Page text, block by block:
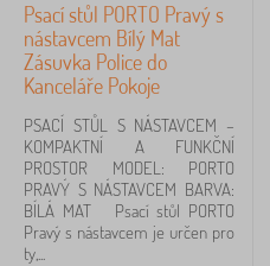
Psací stůl PORTO Pravý s
nástavcem Bílý Mat
Zásuvka Police do
Kanceláře Pokoje
PSACÍ STŮL S NÁSTAVCEM –
KOMPAKTNÍ A FUNKČNÍ
PROSTOR MODEL: PORTO
PRAVÝ S NÁSTAVCEM BARVA:
BÍLÁ MAT Psací stůl PORTO
Pravý s nástavcem je určen pro
ty,...